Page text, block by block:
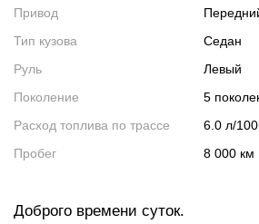
Привод
Тип кузова
Седан
Руль
Левый
Поколение
5
Расход топлива по трассе
6.0 л/
Пробег
8 000 км
Доброго времени суток.